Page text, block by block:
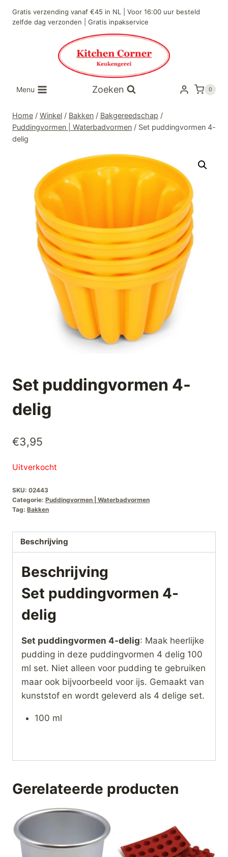
naar
Gratis verzending vanaf €45 in NL | Voor 16:00 uur besteld
zelfde dag verzonden | Gratis inpakservice
Menu Zoeken 0
Home / Winkel / Bakken / Bakgereedschap /
Puddingvormen | Waterbadvormen / Set puddingvormen 4-
delig
Set puddingvormen 4-
delig
€3,95
Uitverkocht
SKU: 02443
Categorie: Puddingvormen | Waterbadvormen
Tag: Bakken
Beschrijving
Beschrijving
Set puddingvormen 4-
delig
Set puddingvormen 4-delig: Maak heerlijke
pudding in deze puddingvormen 4 delig 100
ml set. Niet alleen voor pudding te gebruiken
maar ook bijvoorbeeld voor ijs. Gemaakt van
kunststof en wordt geleverd als 4 delige set.
100 ml
Gerelateerde producten